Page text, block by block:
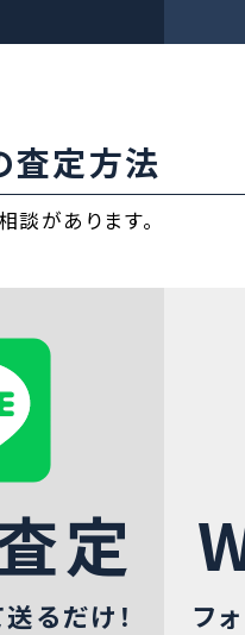
査定方法
談があります。
定
るだけ！ フ